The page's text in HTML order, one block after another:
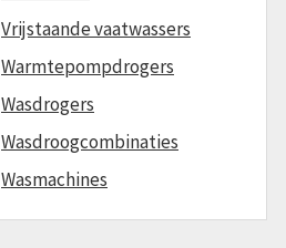
Vrijstaande vaatwassers
Warmtepompdrogers
Wasdrogers
Wasdroogcombinaties
Wasmachines